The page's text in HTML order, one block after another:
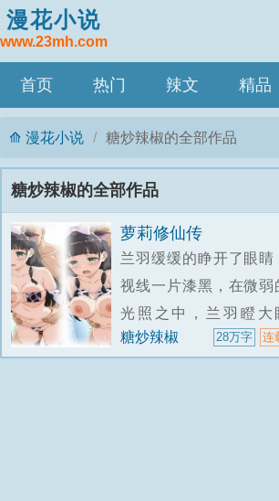
漫花小说
www.23mh.com
首页 热门 辣文 精品
漫花小说 糖炒辣椒的全部作品
糖炒辣椒的全部作品
萝莉修仙传
兰羽缓缓的睁开了眼睛
视线一片漆黑，在微弱
光照之中，兰羽瞪大
睛，只能勉强分辨出自
糖炒辣椒 连
28万字